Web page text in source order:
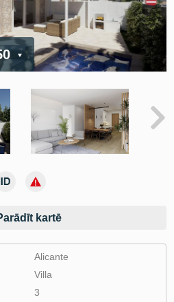
kartē
Alicante
Villa
3